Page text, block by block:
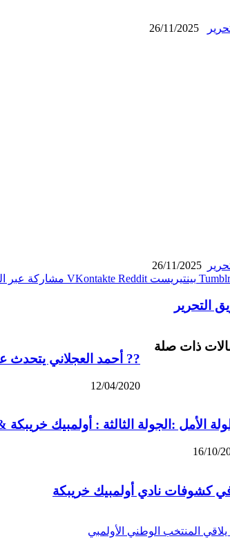
26/11/2025
26/11/2025
بينتيريست مشاركة عبر
التحرير
ذات صلة
?? أحمد العجلاني يتحدث
12/04/2020
الأمل :الجولة الثالثة : أولمبيك
16/10/
كشوفات نادي أولمبيك خريبكة
يلاقي المنتخب الوطني الأولمبي